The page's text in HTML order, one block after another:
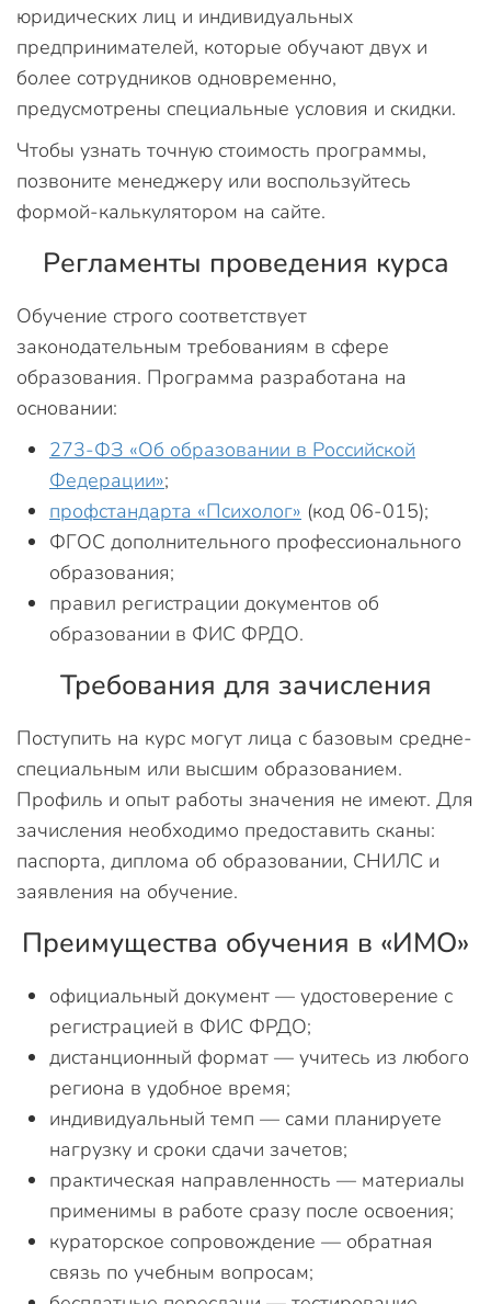
юридических лиц и индивидуальных
предпринимателей, которые обучают двух и
более сотрудников одновременно,
предусмотрены специальные условия и скидки.
Чтобы узнать точную стоимость программы,
позвоните менеджеру или воспользуйтесь
формой-калькулятором на сайте.
Регламенты проведения курса
Обучение строго соответствует
законодательным требованиям в сфере
образования. Программа разработана на
основании:
273-ФЗ «Об образовании в Российской
Федерации»;
профстандарта «Психолог» (код 06-015);
ФГОС дополнительного профессионального
образования;
правил регистрации документов об
образовании в ФИС ФРДО.
Требования для зачисления
Поступить на курс могут лица с базовым средне-
специальным или высшим образованием.
Профиль и опыт работы значения не имеют. Для
зачисления необходимо предоставить сканы:
паспорта, диплома об образовании, СНИЛС и
заявления на обучение.
Преимущества обучения в «ИМО»
официальный документ — удостоверение с
регистрацией в ФИС ФРДО;
дистанционный формат — учитесь из любого
региона в удобное время;
индивидуальный темп — сами планируете
нагрузку и сроки сдачи зачетов;
практическая направленность — материалы
применимы в работе сразу после освоения;
кураторское сопровождение — обратная
связь по учебным вопросам;